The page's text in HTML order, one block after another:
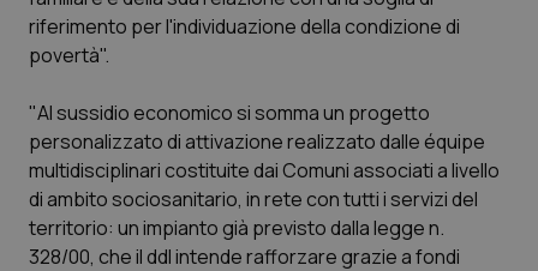
Piemonte
Provincia Autonoma di Bolzano
Provincia Autonoma di Trento
Puglia
HIV
Infezioni & Febbre
Ipertensione & Scompenso
Malattie rare
riferimento per l'individuazione della condizione di
povertà".
"Al sussidio economico si somma un progetto
personalizzato di attivazione realizzato dalle équipe
multidisciplinari costituite dai Comuni associati a livello
di ambito sociosanitario, in rete con tutti i servizi del
territorio: un impianto già previsto dalla legge n.
328/00, che il ddl intende rafforzare grazie a fondi